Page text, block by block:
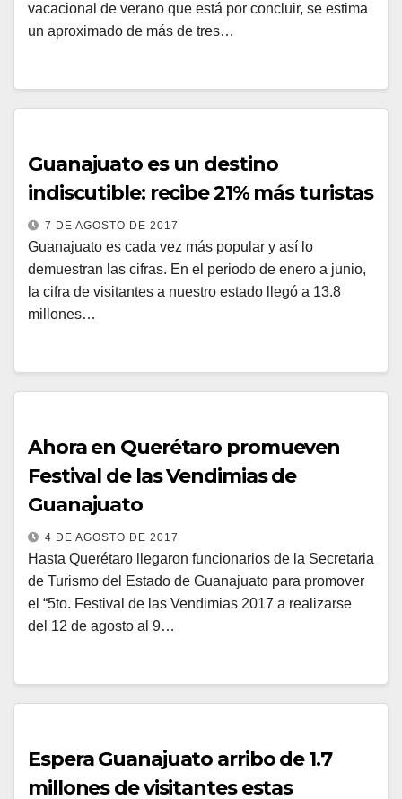
vacacional de verano que está por concluir, se estima
un aproximado de más de tres…
Guanajuato es un destino
indiscutible: recibe 21% más turistas
7 DE AGOSTO DE 2017
Guanajuato es cada vez más popular y así lo
demuestran las cifras. En el periodo de enero a junio,
la cifra de visitantes a nuestro estado llegó a 13.8
millones…
Ahora en Querétaro promueven
Festival de las Vendimias de
Guanajuato
4 DE AGOSTO DE 2017
Hasta Querétaro llegaron funcionarios de la Secretaria
de Turismo del Estado de Guanajuato para promover
el “5to. Festival de las Vendimias 2017 a realizarse
del 12 de agosto al 9…
Espera Guanajuato arribo de 1.7
millones de visitantes estas